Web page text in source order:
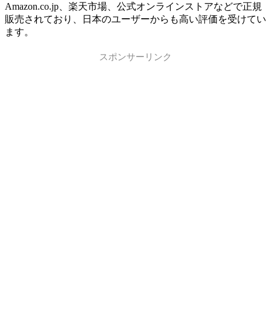
Amazon.co.jp、楽天市場、公式オンラインストアなどで正規
販売されており、日本のユーザーからも高い評価を受けてい
ます。
スポンサーリンク